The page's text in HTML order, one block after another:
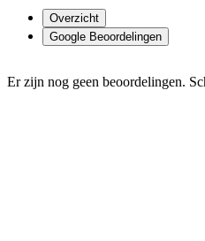
Overzicht
Google Beoordelingen
Er zijn nog geen beoordelingen.